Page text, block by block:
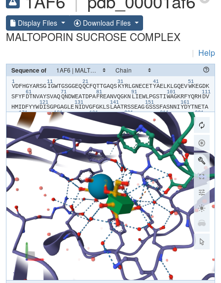
Display Files Download Files
MALTOPORIN SUCROSE COMPLEX
| Help
Sequence of
1
​V​​D​​F​​H​​G​​Y​​A​​R​​S​​G​
11
​I​​G​​W​​T​​G​​S​​G​​G​​E​​Q​
21
​Q​​C​​F​​Q​​T​​T​​G​​A​​Q​​S​
31
​K​​Y​​R​​L​​G​​N​​E​​C​​E​​T​
41
​Y​​A​​E​​L​​K​​L​​G​​Q​​E​​V​
51
​W​​K​​E​​G​​D​​K​​
S​​F​​Y​​F​
61
​D​​T​​N​​V​​A​​Y​​S​​V​​A​​Q​
71
​Q​​N​​D​​W​​E​​A​​T​​D​​P​​A​
81
​F​​R​​E​​A​​N​​V​​Q​​G​​K​​N​
91
​L​​I​​E​​W​​L​​P​​G​​S​​T​​I​
101
​W​​A​​G​​K​​R​​F​​Y​​Q​​R​​H​
111
​D​​V​​
H​​M​​I​​D​​F​​Y​​Y​​W​
121
​D​​I​​S​​G​​P​​G​​A​​G​​L​​E​
131
​N​​I​​D​​V​​G​​F​​G​​K​​L​​S​
141
​L​​A​​A​​T​​R​​S​​S​​E​​A​​G​
151
​G​​S​​S​​S​​F​​A​​S​​N​​N​​I​
161
​Y​​D​​Y​​T​​N​​E​​T​​A​
171
​V​ ​R​ ​M​​E​
181
​I​​N​​P​ ​T​​L​​E​​L​​G​
191
​V​
201
​N​​Y​​R​​L​​V​​D​ ​S​​K​
211
​D​ ​W​​L​​F​ ​H​​T​
221
​Q​
K​​G​​F​​N​​K​​F​
231
​V​​Q​​Y​​A​​T​​D​​S​​M​​T​​S​
251
​F​​D​​N​​E​​K​​F​ ​A​
261
​Y​​N​​I​ ​N​​N​​N​​G​ ​M​
271
​R​ ​I​ ​D​​H​​G​ ​I​​S​
G​​D​​N​​W​​D​​M​ ​Y​​V​​G​​M​​Y​​Q​​D​​I​​N​​W​​D​​N​​D​
301
​N​ ​T​​K​​W​​W​​T​​V​​G​​I​
311
​R​​P​​M​​Y​​K​​W​ ​T​​P​​I​​M​
321
​S​​T​ ​M​​E​​I​​G​ ​Y​​D​​N​
331
​Q​​R​
G​
341
​N​​Q​ ​K​​I​​T​​L​​A​​Q​
351
​W​​Q​​A​​G​ ​D​​S​ ​W​​S​​R​
361
​P​​A​ ​V​​F​​A​​T​​Y​​A​
371
​K​​W​​D​​E​​K​​W​​G​​Y​​D​​Y​
381
​T​​G​ ​N​​A​​D​ ​N​ ​N​​A​​N​​F​
391
​G​
A​​V​​P​​A​​D​​F​​N​​G​
401
​G​​S​​F​​G​​R​​G​ ​S​​D​​E​
411
​W​​T​​F​​G​​A​​Q​​M​​E​​I​​W​
421
​W​